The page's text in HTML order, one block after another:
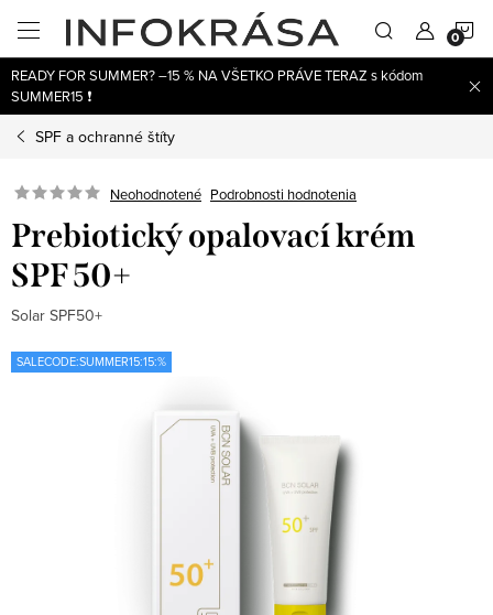
obsah
READY FOR SUMMER? –15 % NA VŠETKO PRÁVE TERAZ s kódom
SUMMER15 ❗
SPF a ochranné štíty
Neohodnotené Podrobnosti hodnotenia
Prebiotický opalovací krém
SPF 50+
Solar SPF50+
SALECODE:SUMMER15:15:%